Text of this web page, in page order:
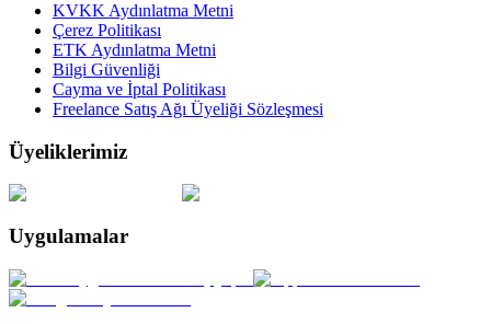
KVKK Aydınlatma Metni
Çerez Politikası
ETK Aydınlatma Metni
Bilgi Güvenliği
Cayma ve İptal Politikası
Freelance Satış Ağı Üyeliği Sözleşmesi
Üyeliklerimiz
Uygulamalar